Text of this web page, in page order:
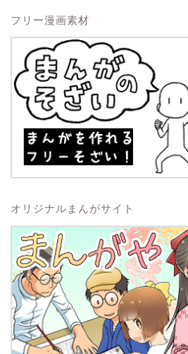
フリー漫画素材
オリジナルまんがサイト